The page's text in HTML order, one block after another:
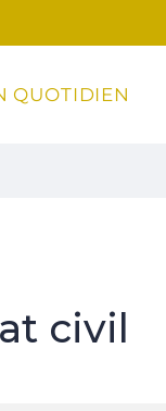
QUOTIDIEN
civil